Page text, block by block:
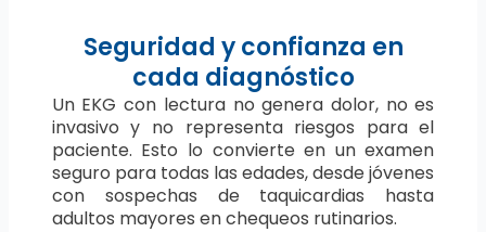
Seguridad y confianza en
cada diagnóstico
Un EKG con lectura no genera dolor, no es
invasivo y no representa riesgos para el
paciente. Esto lo convierte en un examen
seguro para todas las edades, desde jóvenes
con sospechas de taquicardias hasta
adultos mayores en chequeos rutinarios.